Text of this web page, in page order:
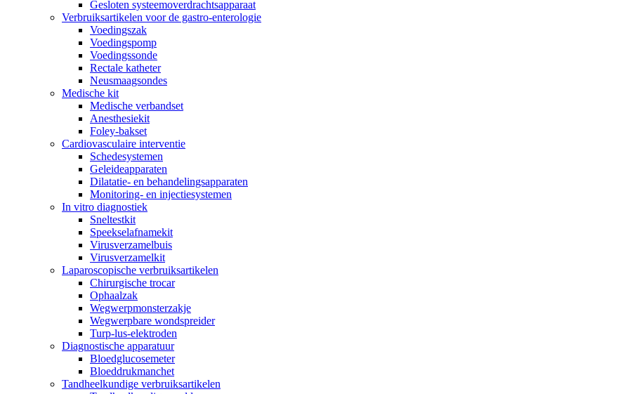
Gesloten systeemoverdrachtsapparaat
Verbruiksartikelen voor de gastro-enterologie
Voedingszak
Voedingspomp
Voedingssonde
Rectale katheter
Neusmaagsondes
Medische kit
Medische verbandset
Anesthesiekit
Foley-bakset
Cardiovasculaire interventie
Schedesystemen
Geleideapparaten
Dilatatie- en behandelingsapparaten
Monitoring- en injectiesystemen
In vitro diagnostiek
Sneltestkit
Speekselafnamekit
Virusverzamelbuis
Virusverzamelkit
Laparoscopische verbruiksartikelen
Chirurgische trocar
Ophaalzak
Wegwerpmonsterzakje
Wegwerpbare wondspreider
Turp-lus-elektroden
Diagnostische apparatuur
Bloedglucosemeter
Bloeddrukmanchet
Tandheelkundige verbruiksartikelen